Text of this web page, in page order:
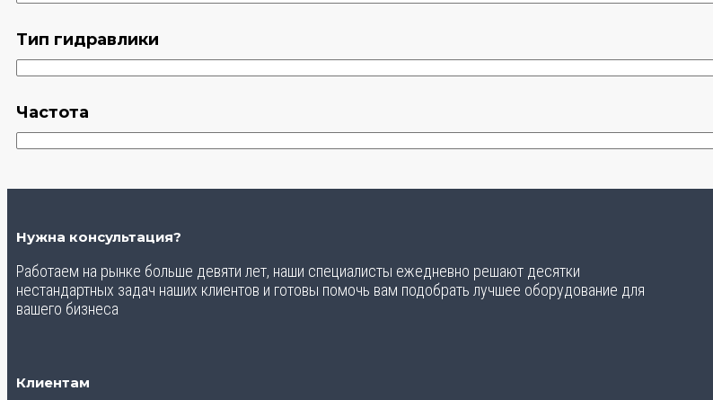
Тип гидравлики
Частота
Нужна консультация?
Работаем на рынке больше девяти лет, наши специалисты ежедневно решают десятки
нестандартных задач наших клиентов и готовы помочь вам подобрать лучшее оборудование для
вашего бизнеса
Клиентам